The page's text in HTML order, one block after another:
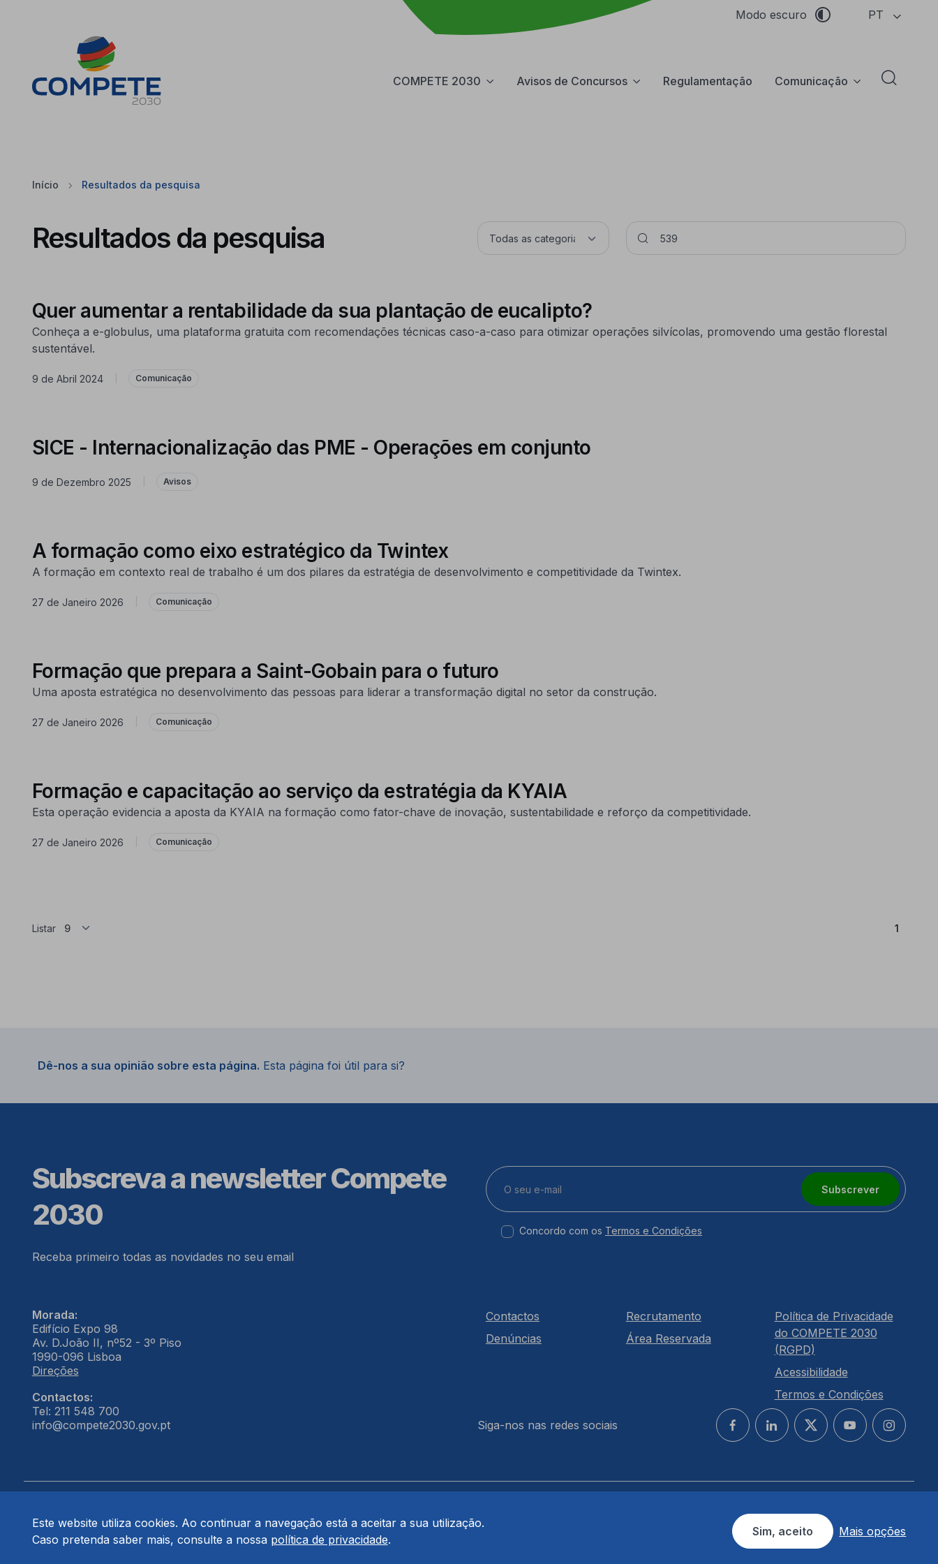
Modo escuro PT
COMPETE 2030 Avisos de Concursos Regulamentação Comunicação Abrir
Este website utiliza cookies. Ao continuar a navegação está a aceitar a sua utilização.
Caso pretenda saber mais, consulte a nossa política de privacidade.
Sim, aceito Mais opções
Início Resultados da pesquisa
Resultados da pesquisa
Quer aumentar a rentabilidade da sua plantação de eucalipto?
Conheça a e-globulus, uma plataforma gratuita com recomendações técnicas caso-a-caso para otimizar operações silvícolas, promovendo uma gestão florestal
sustentável.
9 de Abril 2024 Comunicação
SICE - Internacionalização das PME - Operações em conjunto
9 de Dezembro 2025 Avisos
A formação como eixo estratégico da Twintex
A formação em contexto real de trabalho é um dos pilares da estratégia de desenvolvimento e competitividade da Twintex.
27 de Janeiro 2026 Comunicação
Formação que prepara a Saint-Gobain para o futuro
Uma aposta estratégica no desenvolvimento das pessoas para liderar a transformação digital no setor da construção.
27 de Janeiro 2026 Comunicação
Formação e capacitação ao serviço da estratégia da KYAIA
Esta operação evidencia a aposta da KYAIA na formação como fator-chave de inovação, sustentabilidade e reforço da competitividade.
27 de Janeiro 2026 Comunicação
Listar 1(Atual)
Dê-nos a sua opinião sobre esta página. Esta página foi útil para si?
Subscreva a newsletter Compete
2030
Receba primeiro todas as novidades no seu email
Subscrever
Concordo com os Termos e Condições
Morada:
Edifício Expo 98
Av. D.João II, nº52 - 3º Piso
1990-096 Lisboa
Direções
Contactos:
Tel: 211 548 700
info@compete2030.gov.pt
Contactos
Denúncias
Recrutamento
Área Reservada
Política de Privacidade
do COMPETE 2030
(RGPD)
Acessibilidade
Termos e Condições
Siga-nos nas redes sociais
© COMPETE 2030. Todos os direitos reservados.